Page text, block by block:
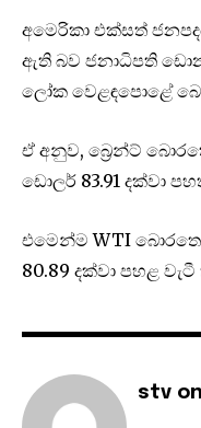
අමෙරිකා එක්සත්
ඇති බව ජනාධිපති
ලෝක වෙළඳපොළේ
ඒ අනුව, බ්‍රෙන්ට්
ඩොලර් 83.91 දක්වා
එමෙන්ම WTI
80.89 දක්වා පහළ
stv